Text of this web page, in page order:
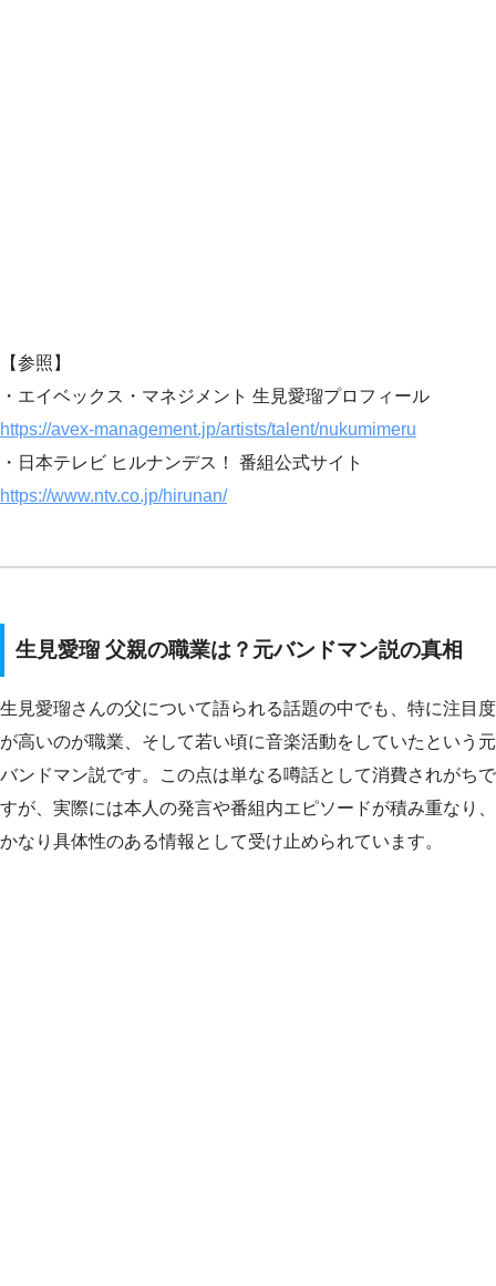
【参照】
・エイベックス・マネジメント 生見愛瑠プロフィール
https://avex-management.jp/artists/talent/nukumimeru
・日本テレビ ヒルナンデス！ 番組公式サイト
https://www.ntv.co.jp/hirunan/
生見愛瑠 父親の職業は？元バンドマン説の真相
生見愛瑠さんの父について語られる話題の中でも、特に注目度
が高いのが職業、そして若い頃に音楽活動をしていたという元
バンドマン説です。この点は単なる噂話として消費されがちで
すが、実際には本人の発言や番組内エピソードが積み重なり、
かなり具体性のある情報として受け止められています。